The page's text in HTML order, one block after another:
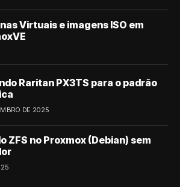
Virtuais e imagens ISO em
Raritan PX3TS para o padrão
DE 2025
ZFS no Proxmox (Debian) sem